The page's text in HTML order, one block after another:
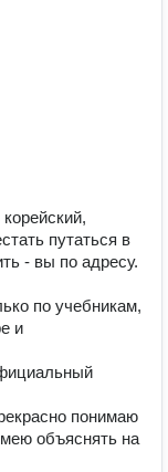
путаться в
- вы по адресу.
по учебникам,
и
понимаю
объяснять на